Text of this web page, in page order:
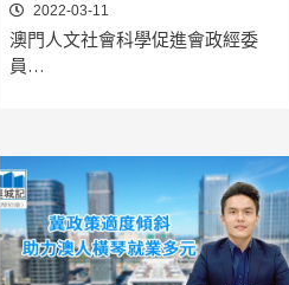
2022-03-11
澳門人文社會科學促進會政經委
員…